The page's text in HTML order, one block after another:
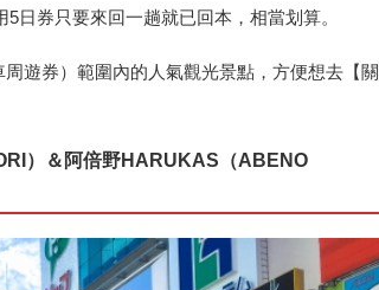
日券只要來回一趟就已回本，相當划算。
遊券）範圍內的人氣觀光景點，方便想去【關
）＆阿倍野HARUKAS（ABENO